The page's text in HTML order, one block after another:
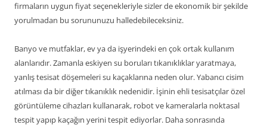
firmaların uygun fiyat seçenekleriyle sizler de ekonomik bir şekilde
yorulmadan bu sorununuzu halledebileceksiniz.
Banyo ve mutfaklar, ev ya da işyerindeki en çok ortak kullanım
alanlarıdır. Zamanla eskiyen su boruları tıkanıklıklar yaratmaya,
yanlış tesisat döşemeleri su kaçaklarına neden olur. Yabancı cisim
atılması da bir diğer tıkanıklık nedenidir. İşinin ehli tesisatçılar özel
görüntüleme cihazları kullanarak, robot ve kameralarla noktasal
tespit yapıp kaçağın yerini tespit ediyorlar. Daha sonrasında